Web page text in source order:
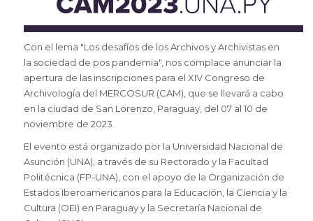
Con el lema "Los desafíos de los Archivos y Archivistas en
la sociedad de pos pandemia", nos complace anunciar la
apertura de las inscripciones para el XIV Congreso de
Archivología del MERCOSUR (CAM), que se llevará a cabo
en la ciudad de San Lorenzo, Paraguay, del 07 al 10 de
noviembre de 2023.
El evento está organizado por la Universidad Nacional de
Asunción (UNA), a través de su Rectorado y la Facultad
Politécnica (FP-UNA), con el apoyo de la Organización de
Estados Iberoamericanos para la Educación, la Ciencia y la
Cultura (OEI) en Paraguay y la Secretaría Nacional de